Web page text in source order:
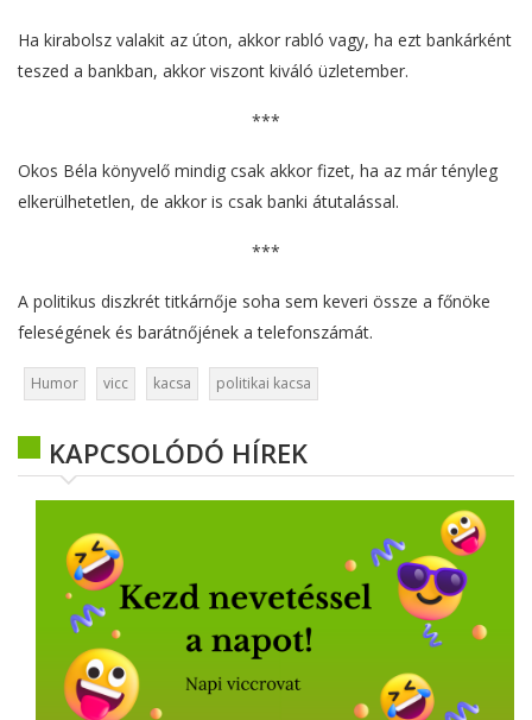
Ha kirabolsz valakit az úton, akkor rabló vagy, ha ezt bankárként
teszed a bankban, akkor viszont kiváló üzletember.
***
Okos Béla könyvelő mindig csak akkor fizet, ha az már tényleg
elkerülhetetlen, de akkor is csak banki átutalással.
***
A politikus diszkrét titkárnője soha sem keveri össze a főnöke
feleségének és barátnőjének a telefonszámát.
Humor vicc kacsa politikai kacsa
KAPCSOLÓDÓ HÍREK